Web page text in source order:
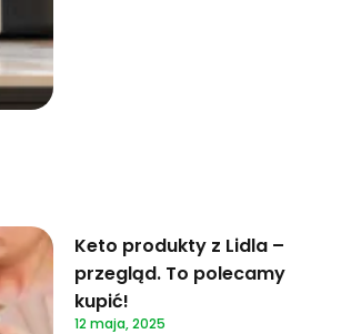
Keto produkty z Lidla –
przegląd. To polecamy
kupić!
12 maja, 2025